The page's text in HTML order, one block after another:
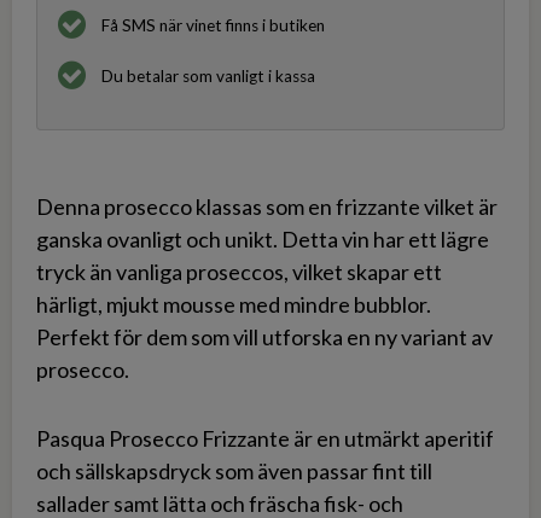
Få SMS när vinet finns i butiken
Du betalar som vanligt i kassa
Denna prosecco klassas som en frizzante vilket är
ganska ovanligt och unikt. Detta vin har ett lägre
tryck än vanliga proseccos, vilket skapar ett
härligt, mjukt mousse med mindre bubblor.
Perfekt för dem som vill utforska en ny variant av
prosecco.
Pasqua Prosecco Frizzante är en utmärkt aperitif
och sällskapsdryck som även passar fint till
sallader samt lätta och fräscha fisk- och